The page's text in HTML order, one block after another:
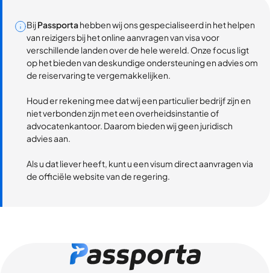
BijPassportahebben wij ons gespecialiseerd in het helpen
van reizigers bij het online aanvragen van visa voor
verschillende landen over de hele wereld. Onze focus ligt
op het bieden van deskundige ondersteuning en advies om
de reiservaring te vergemakkelijken.
Houd er rekening mee dat wij een particulier bedrijf zijn en
niet verbonden zijn met een overheidsinstantie of
advocatenkantoor. Daarom bieden wij geen juridisch
advies aan.
Als u dat liever heeft, kunt u een visum direct aanvragen via
de officiële website van de regering.